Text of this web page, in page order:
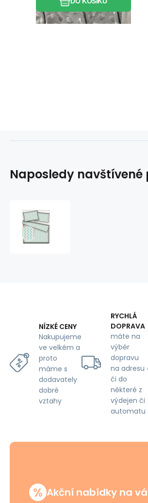
Naposledy
NÍZKÉ CENY
Nakupujeme
ve velkém a
proto
máme s
dodavately
dobré
vztahy
RYCHLÁ
DOPRAVA
máte na
výběr
dopravu
na adresu
či do
některé z
výdejen či
automatu
% Akční nabídky na